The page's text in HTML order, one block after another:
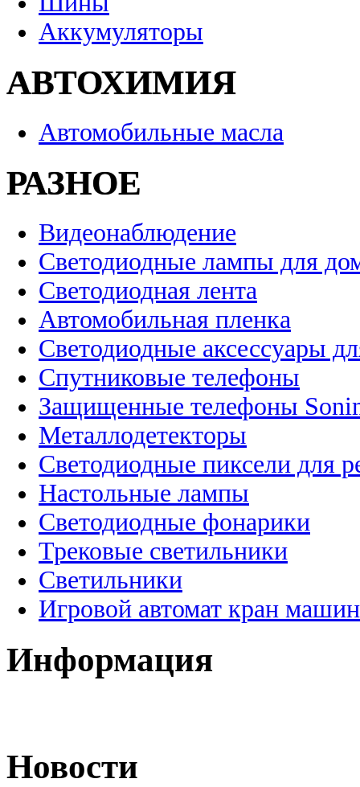
Аккумуляторы
АВТОХИМИЯ
Автомобильные масла
РАЗНОЕ
Видеонаблюдение
Светодиодные лампы для
Светодиодная лента
Автомобильная пленка
Светодиодные аксессуары
Спутниковые телефоны
Защищенные телефоны
Металлодетекторы
Светодиодные пиксели для
Настольные лампы
Светодиодные фонарики
Трековые светильники
Светильники
Игровой автомат кран
Информация
Новости